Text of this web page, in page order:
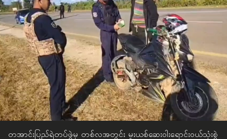
တအာင်းပြည်ရဲတပ်ဖွဲမှ တစ်လအတွင်း မူးယစ်ဆေးဝါးရောင်းဝယ်သုံးစွဲ